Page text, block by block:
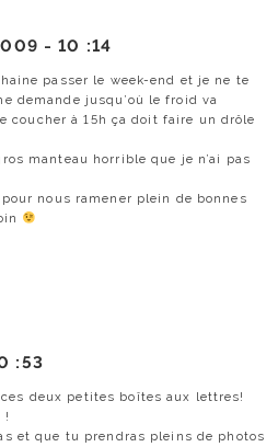
-10 :14
passer le week-end et je ne te
demande jusqu’où le froid va
coucher à 15h ça doit faire un drôle
manteau horrible que je n’ai pas
nous ramener plein de bonnes
:53
deux petites boîtes aux lettres!
!
et que tu prendras pleins de photos